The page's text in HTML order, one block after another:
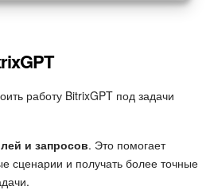
работу BitrixGPT под задачи
и запросов. Это помогает
сценарии и получать более точные